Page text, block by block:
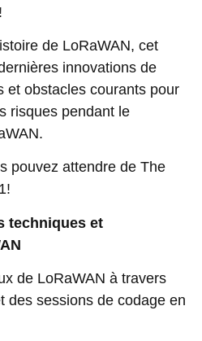
de LoRaWAN, cet
innovations de
et obstacles courants pour
risques pendant le
pouvez attendre de The
techniques et
de LoRaWAN à travers
des sessions de codage en